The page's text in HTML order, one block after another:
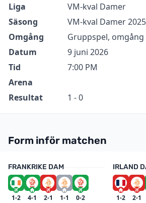
Information Värde
Liga
VM-kval Damer
Säsong
VM-kval Damer
Omgång
Gruppspel, omgång
Datum
9 juni 2026
Tid
7:00 PM
Arena
Resultat
1 - 0
Form inför matchen
FRANKRIKE DAM
1-2 4-1 2-1 1-1 0-2
IRLAND
1-2 2-1